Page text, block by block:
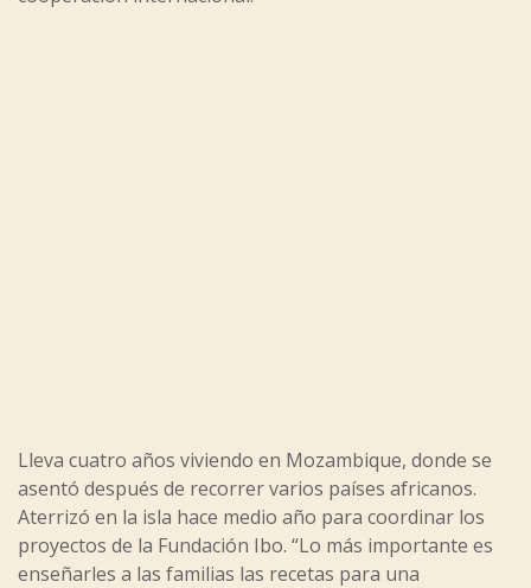
Lleva cuatro años viviendo en Mozambique, donde se
asentó después de recorrer varios países africanos.
Aterrizó en la isla hace medio año para coordinar los
proyectos de la Fundación Ibo. “Lo más importante es
enseñarles a las familias las recetas para una